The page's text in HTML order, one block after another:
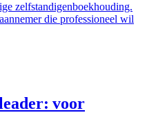
zelfstandigenboekhouding.
die professioneel wil
voor